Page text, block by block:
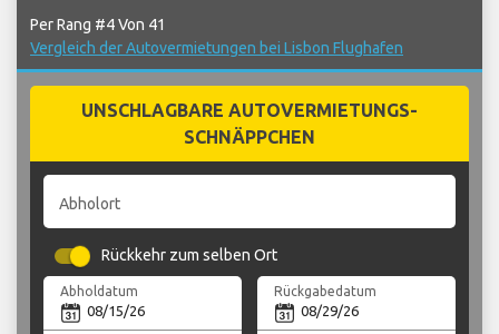
Per Rang #4 Von 41
Vergleich der Autovermietungen bei Lisbon Flughafen
UNSCHLAGBARE AUTOVERMIETUNGS-
SCHNÄPPCHEN
Abholort
Rückkehr zum selben Ort
Abholdatum Rückgabedatum